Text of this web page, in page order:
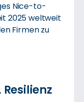
Nice-to-
2025 weltweit
Firmen zu